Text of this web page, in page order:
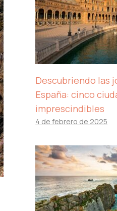
Descubriendo las
España: cinco
imprescindibles
4 de febrero de 2025